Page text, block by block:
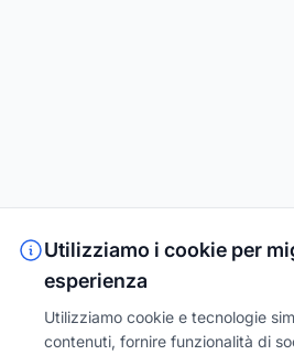
Utilizziamo i cookie per
esperienza
Utilizziamo cookie e tecnologie
contenuti, fornire funzionalità di